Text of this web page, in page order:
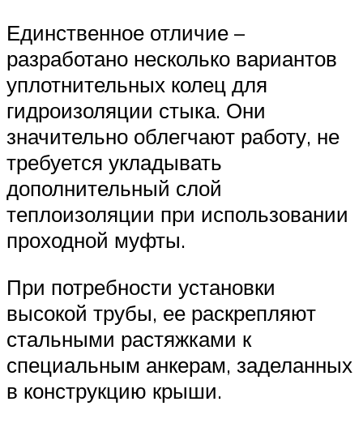
Единственное отличие –
разработано несколько вариантов
уплотнительных колец для
гидроизоляции стыка. Они
значительно облегчают работу, не
требуется укладывать
дополнительный слой
теплоизоляции при использовании
проходной муфты.
При потребности установки
высокой трубы, ее раскрепляют
стальными растяжками к
специальным анкерам, заделанных
в конструкцию крыши.